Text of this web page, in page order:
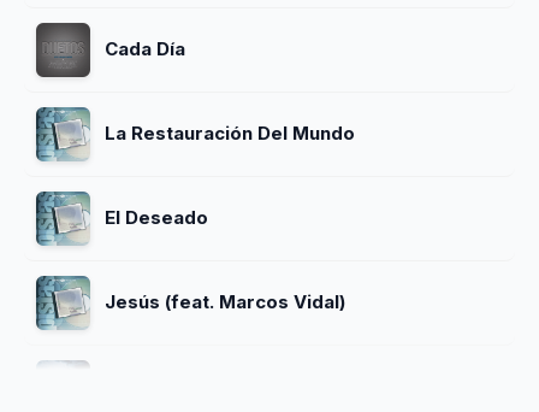
Cada Día
La Restauración Del Mundo
El Deseado
Jesús (feat. Marcos Vidal)